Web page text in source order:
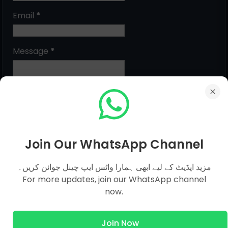
Email *
Message *
MCQs Categories
Islamic Studies MCQs
Join Our WhatsApp Channel
مزید اپڈیٹ کے لیے ابھی ہمارا واٹس ایپ چینل جوائن کریں۔
For more updates, join our WhatsApp channel
now.
Join Now